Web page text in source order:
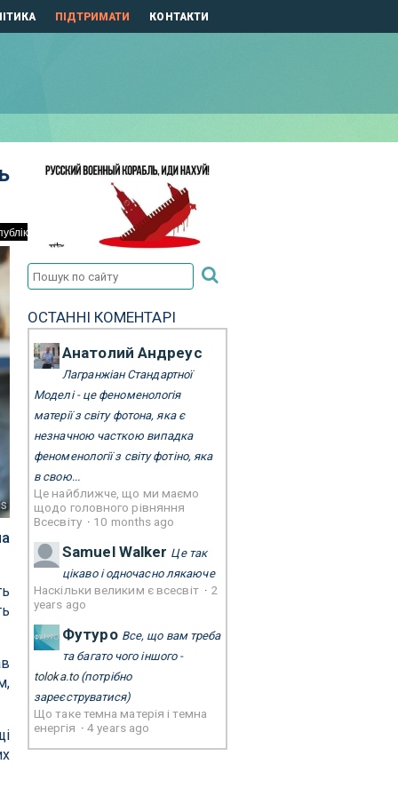
ПІДТРИМАТИ КОНТАКТИ
ОСТАННІ КОМЕНТАРІ
Анатолий Андреус
Лагранжіан Стандартної
Моделі - це феноменологія
матерії з світу фотона, яка є
незначною часткою випадка
феноменології з світу фотіно, яка
в свою...
Це найближче, що ми маємо
щодо головного рівняння
Всесвіту · 10 months ago
Samuel Walker Це так
цікаво і одночасно лякаюче
Наскільки великим є всесвіт · 2
years ago
Футуро Все, що вам треба
та багато чого іншого -
toloka.to(потрібно
зареєструватися)
Що таке темна матерія і темна
енергія ·4 years ago